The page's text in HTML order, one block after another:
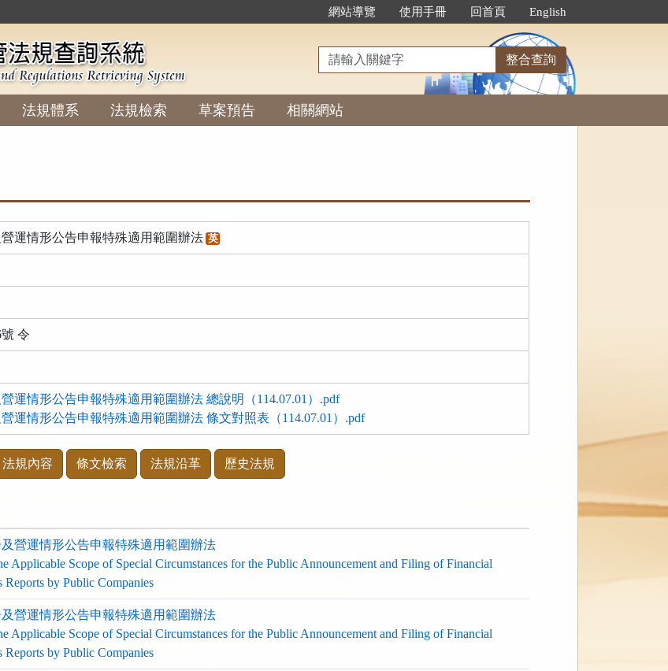
網站導覽 使用手冊 回首頁 English
請
輸
入
關
鍵
整合查詢
法規體系 法規檢索 草案預告 相關網站
運情形公告申報特殊適用範圍辦法 英
令
運情形公告申報特殊適用範圍辦法 總說明（114.07.01）.pdf
運情形公告申報特殊適用範圍辦法 條文對照表（114.07.01）.pdf
法規內容 條文檢索 法規沿革 歷史法規
營運情形公告申報特殊適用範圍辦法
Applicable Scope of Special Circumstances for the Public Announcement and Filing of Financial
Reports by Public Companies
營運情形公告申報特殊適用範圍辦法
Applicable Scope of Special Circumstances for the Public Announcement and Filing of Financial
Reports by Public Companies